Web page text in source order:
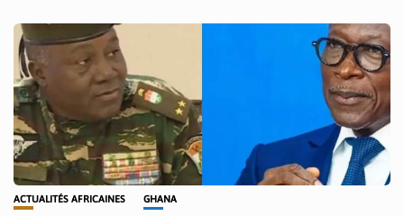
ACTUALITÉS AFRICAINES GHANA